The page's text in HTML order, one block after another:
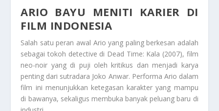
ARIO BAYU MENITI KARIER DI
FILM INDONESIA
Salah satu peran awal Ario yang paling berkesan adalah
sebagai tokoh detective di Dead Time: Kala (2007), film
neo-noir yang di puji oleh kritikus dan menjadi karya
penting dari sutradara Joko Anwar. Performa Ario dalam
film ini menunjukkan ketegasan karakter yang mampu
di bawanya, sekaligus membuka banyak peluang baru di